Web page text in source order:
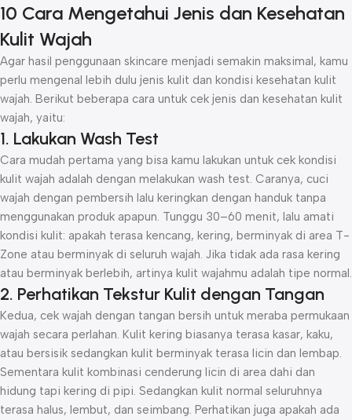
10 Cara Mengetahui Jenis dan Kesehatan
Kulit Wajah
Agar hasil penggunaan skincare menjadi semakin maksimal, kamu
perlu mengenal lebih dulu jenis kulit dan kondisi kesehatan kulit
wajah. Berikut beberapa cara untuk cek jenis dan kesehatan kulit
wajah, yaitu:
1. Lakukan Wash Test
Cara mudah pertama yang bisa kamu lakukan untuk cek kondisi
kulit wajah adalah dengan melakukan wash test. Caranya, cuci
wajah dengan pembersih lalu keringkan dengan handuk tanpa
menggunakan produk apapun. Tunggu 30–60 menit, lalu amati
kondisi kulit: apakah terasa kencang, kering, berminyak di area T-
Zone atau berminyak di seluruh wajah. Jika tidak ada rasa kering
atau berminyak berlebih, artinya kulit wajahmu adalah tipe normal.
2. Perhatikan Tekstur Kulit dengan Tangan
Kedua, cek wajah dengan tangan bersih untuk meraba permukaan
wajah secara perlahan. Kulit kering biasanya terasa kasar, kaku,
atau bersisik sedangkan kulit berminyak terasa licin dan lembap.
Sementara kulit kombinasi cenderung licin di area dahi dan
hidung tapi kering di pipi. Sedangkan kulit normal seluruhnya
terasa halus, lembut, dan seimbang. Perhatikan juga apakah ada